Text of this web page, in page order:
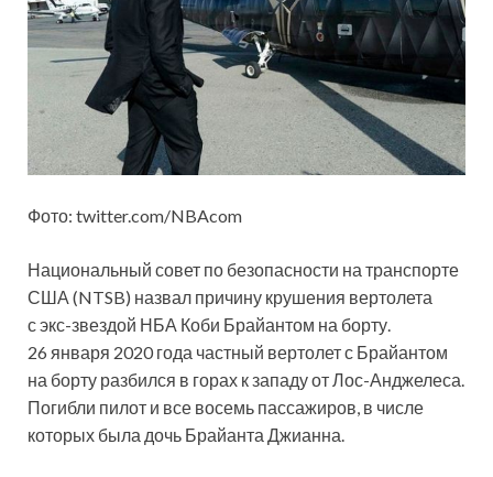
Фото: twitter.com/NBAcom
Национальный совет по безопасности на транспорте
США (NTSB) назвал причину крушения вертолета
с экс-звездой НБА Коби Брайантом на борту.
26 января 2020 года частный вертолет с Брайантом
на борту разбился в горах к западуот Лос-Анджелеса.
Погибли пилот и все восемь пассажиров, в числе
которых была дочь Брайанта Джианна.